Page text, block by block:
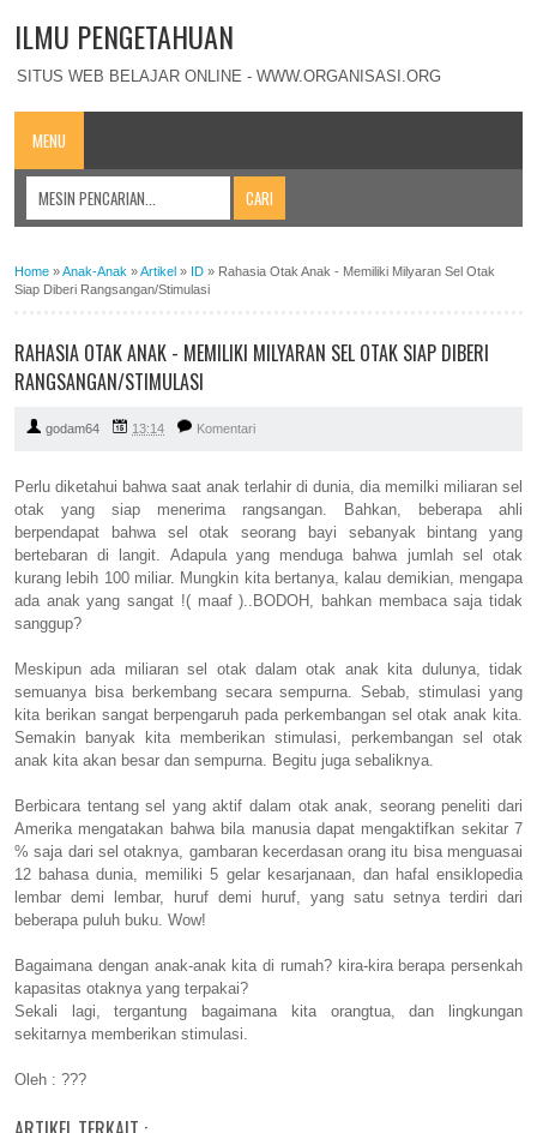
ILMU PENGETAHUAN
SITUS WEB BELAJAR ONLINE - WWW.ORGANISASI.ORG
MENU
Home »Anak-Anak »Artikel » ID » Rahasia Otak Anak - Memiliki Milyaran Sel Otak
Siap Diberi Rangsangan/Stimulasi
RAHASIA OTAK ANAK - MEMILIKI MILYARAN SEL OTAK SIAP DIBERI
RANGSANGAN/STIMULASI
godam64 13:14 Komentari
Perlu diketahui bahwa saat anak terlahir di dunia, dia memilki miliaran sel
otak yang siap menerima rangsangan. Bahkan, beberapa ahli
berpendapat bahwa sel otak seorang bayi sebanyak bintang yang
bertebaran di langit. Adapula yang menduga bahwa jumlah sel otak
kurang lebih 100 miliar. Mungkin kita bertanya, kalau demikian, mengapa
ada anak yang sangat !( maaf )..BODOH, bahkan membaca saja tidak
sanggup?
Meskipun ada miliaran sel otak dalam otak anak kita dulunya, tidak
semuanya bisa berkembang secara sempurna. Sebab, stimulasi yang
kita berikan sangat berpengaruh pada perkembangan sel otak anak kita.
Semakin banyak kita memberikan stimulasi, perkembangan sel otak
anak kita akan besar dan sempurna. Begitu juga sebaliknya.
Berbicara tentang sel yang aktif dalam otak anak, seorang peneliti dari
Amerika mengatakan bahwa bila manusia dapat mengaktifkan sekitar 7
% saja dari sel otaknya, gambaran kecerdasan orang itu bisa menguasai
12 bahasa dunia, memiliki 5 gelar kesarjanaan, dan hafal ensiklopedia
lembar demi lembar, huruf demi huruf, yang satu setnya terdiri dari
beberapa puluh buku. Wow!
Bagaimana dengan anak-anak kita di rumah? kira-kira berapa persenkah
kapasitas otaknya yang terpakai?
Sekali lagi, tergantung bagaimana kita orangtua, dan lingkungan
sekitarnya memberikan stimulasi.
Oleh : ???